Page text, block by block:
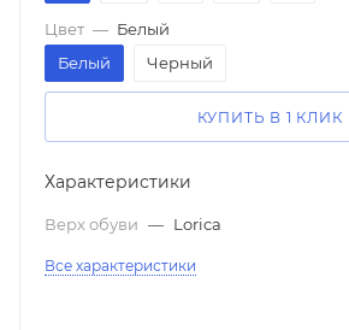
Цвет — Белый
Белый
Черный
КУПИТЬ В 1 КЛИК
Характеристики
Верх обуви — Lorica
Все характеристики